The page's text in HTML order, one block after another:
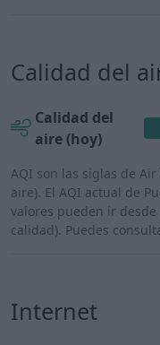
Calidad del
Calidad del
aire (hoy)
AQI son las siglas de
aire). El AQI actual de
valores pueden ir
calidad). Puedes
Internet